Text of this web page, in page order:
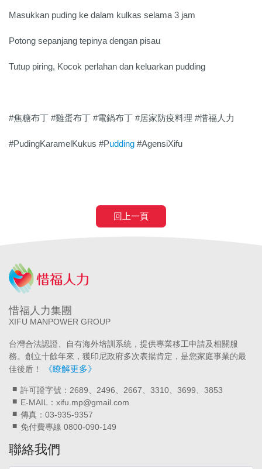
Masukkan puding ke dalam kulkas selama 3 jam
Potong sepanjang tepinya dengan pisau
Tutup piring, Kocok perlahan dan keluarkan pudding
#焦糖布丁 #雞蛋布丁 #電鍋布丁 #居家防疫料理 #惜福人力
#PudingKaramelKukus #Pudding #AgensiXifu
回上一頁
惜福人力集團
XIFU MANPOWER GROUP
台灣合法認證、自有海外培訓系統，提供專業移工申請及相關服
務。創立十餘年來，獲印尼政府多次表揚肯定，是您家庭事業的最
佳後盾！
《瞭解更多》
許可證字號：2689、2496、2667、3310、3699、3853
E-MAIL：xifu.mp@gmail.com
傳真：03-935-9357
免付費專線 0800-090-149
聯絡我們